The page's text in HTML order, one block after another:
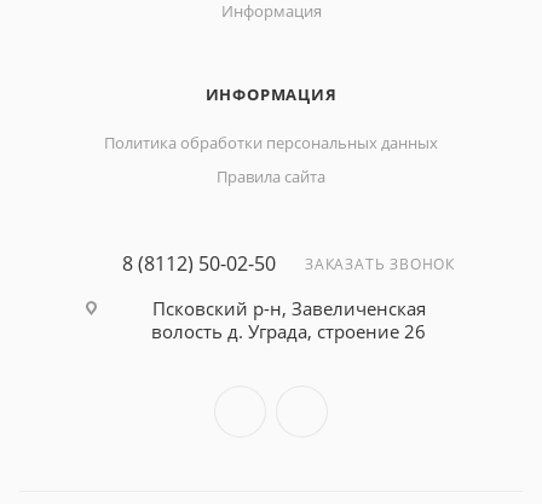
Информация
ИНФОРМАЦИЯ
Политика обработки персональных данных
Правила сайта
8 (8112) 50-02-50 ЗАКАЗАТЬ ЗВОНОК
Псковский р-н, Завеличенская
волость д. Уграда, строение 26